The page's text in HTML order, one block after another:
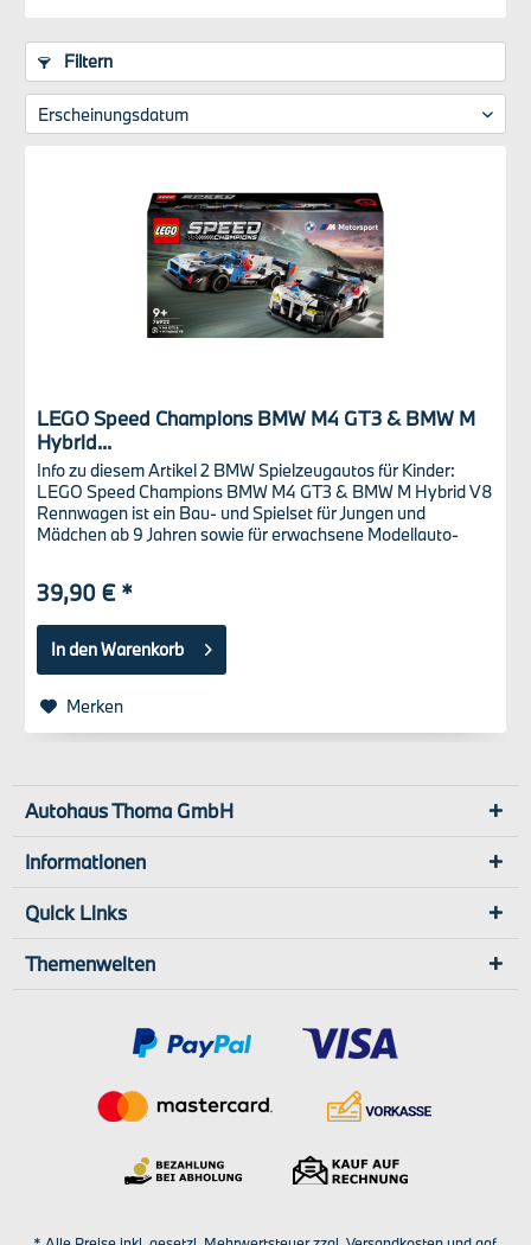
Filtern
LEGO Speed Champions BMW M4 GT3 & BMW M
Hybrid...
Info zu diesem Artikel 2 BMW Spielzeugautos für Kinder:
LEGO Speed Champions BMW M4 GT3 & BMW M Hybrid V8
Rennwagen ist ein Bau- und Spielset für Jungen und
Mädchen ab 9 Jahren sowie für erwachsene Modellauto-
39,90 € *
In denWarenkorb
Merken
Autohaus Thoma GmbH
Informationen
Quick Links
Themenwelten